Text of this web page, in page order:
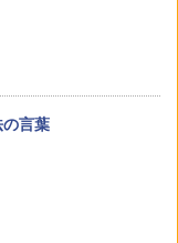
言葉